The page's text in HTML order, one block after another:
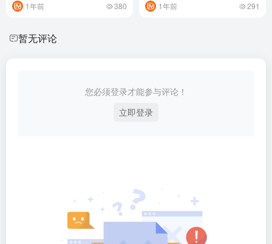
1年前 380 1年前 291
暂无评论
您必须登录才能参与评论！
立即登录